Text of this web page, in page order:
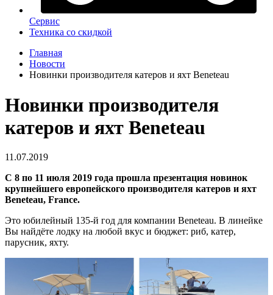
Сервис
Техника со скидкой
Главная
Новости
Новинки производителя катеров и яхт Beneteau
Новинки производителя
катеров и яхт Beneteau
11.07.2019
С 8 по 11 июля 2019 года прошла презентация новинок
крупнейшего европейского производителя катеров и яхт
Beneteau, France.
Это юбилейный 135-й год для компании Beneteau. В линейке
Вы найдёте лодку на любой вкус и бюджет: риб, катер,
парусник, яхту.